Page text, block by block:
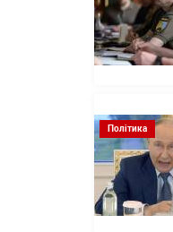
Політика